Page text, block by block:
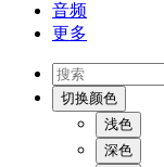
音频
更多
切换颜色
浅色
深色